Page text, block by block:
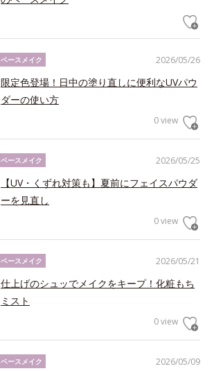
2026/05/26
ベースメイク
限定色登場！日中の塗り直しに便利なUVパウ
ダーの使い方
0 view
2026/05/25
ベースメイク
【UV・くずれ対策も】夏前にフェイスパウダ
ーを見直し
0 view
2026/05/21
ベースメイク
仕上げのシュッでメイクをキープ！化粧もち
ミスト
0 view
2026/05/09
ベースメイク